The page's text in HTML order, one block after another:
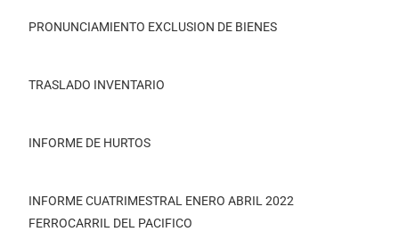
PRONUNCIAMIENTO EXCLUSION DE BIENES
TRASLADO INVENTARIO
INFORME DE HURTOS
INFORME CUATRIMESTRAL ENERO ABRIL 2022
FERROCARRIL DEL PACIFICO